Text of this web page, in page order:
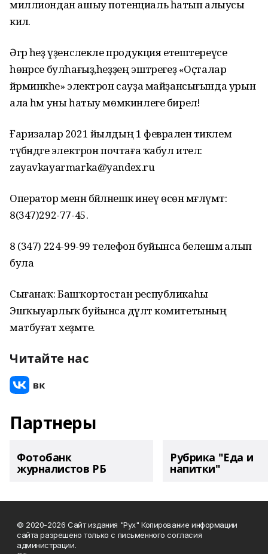
миллиондан ашыу потенциаль һатып алыусы
килә.
Әгәр һеҙ үҙенсәлекле продукция етештереүсе
һөнәрсе булһағыҙ,һеҙҙең эштәрегеҙ «Оҫталар
йәрминкәһе» электрон сауҙа майҙансығында урын
ала һәм уны һатыу мөмкинлеге бирелә!
Ғаризалар 2021 йылдың 1 февраленә тиклем
түбәндәге электрон почтаға ҡабул ителә:
zayavkayarmarka@yandex.ru
Оператор менән бәйләнешкә инеү өсөн мәғлүмәт:
8(347)292-77-45.
8 (347) 224-99-99 телефон буйынса белешмә алып
була
Сығанаҡ: Башҡортостан республикаһы
Эшҡыуарлыҡ буйынса дәүләт комитетының
матбуғат хеҙмәте.
Читайте нас
Партнеры
Фотобанк
журналистов РБ
Рубрика "Еда и
напитки"
© 2020-2026 Сайт издания "Рух" Копирование информации
сайта разрешено только с письменного согласия
администрации.